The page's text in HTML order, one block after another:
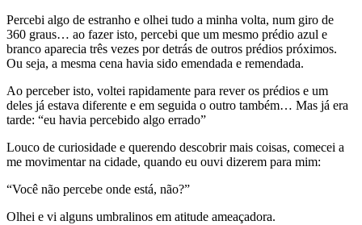
Percebi algo de estranho e olhei tudo a minha volta, num giro de
360 graus… ao fazer isto, percebi que um mesmo prédio azul e
branco aparecia três vezes por detrás de outros prédios próximos.
Ou seja, a mesma cena havia sido emendada e remendada.
Ao perceber isto, voltei rapidamente para rever os prédios e um
deles já estava diferente e em seguida o outro também… Mas já era
tarde: “eu havia percebido algo errado”
Louco de curiosidade e querendo descobrir mais coisas, comecei a
me movimentar na cidade, quando eu ouvi dizerem para mim:
“Você não percebe onde está, não?”
Olhei e vi alguns umbralinos em atitude ameaçadora.